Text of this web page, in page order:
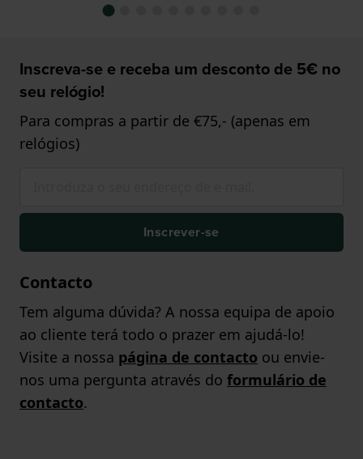
Inscreva-se e receba um desconto de 5€ no
seu relógio!
Para compras a partir de €75,- (apenas em
relógios)
Inscrever-se
Contacto
Tem alguma dúvida? A nossa equipa de apoio
ao cliente terá todo o prazer em ajudá-lo!
Visite a nossa página de contacto ou envie-
nos uma pergunta através do formulário de
contacto.